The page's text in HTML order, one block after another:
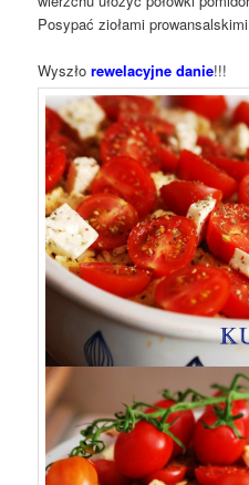
Posypać ziołami
Wyszłorewelacyjne danie!!!